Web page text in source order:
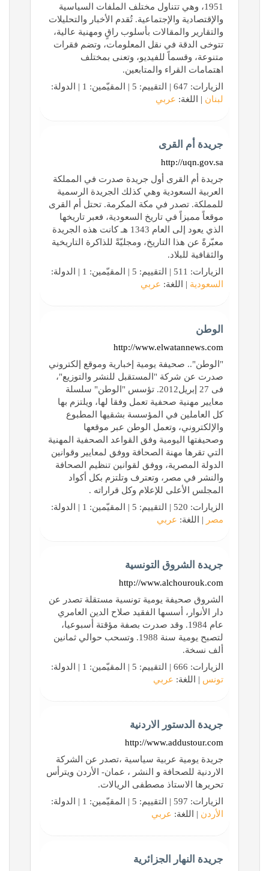
1951، وهي تتناول مختلف الملفات السياسية
والإقتصادية والإجتماعية. تُقدم الأخبار والتحليلات
والتقارير والمقالات بأسلوب راقٍ ومهنية عالية،
تتوخى الدقة في نقل المعلومات، وتضم فقرات
متنوعة، وقسماً للفيديو، وتعنى بمختلف
اهتمامات القراء والمتابعين.
الزيارات: 647 | التقييم: 5 | المقيّمين: 1 | الدولة:
لبنان | اللغة: عربي
جريدة أم القرى
http://uqn.gov.sa
جريدة أم القرى أول جريدة صدرت في المملكة
العربية السعودية وهي كذلك الجريدة الرسمية
للمملكة. تصدر في مكة المكرمة. تحتل أم القرى
موقعاً مميزاً في تاريخ السعودية، فعبر تاريخها
الذي يعود إلى العام 1343 هـ كانت هذه الجريدة
معبّرةً عن هذا التاريخ، ومجليّةً للذاكرة التاريخية
والثقافية للبلاد.
الزيارات: 511 | التقييم: 5 | المقيّمين: 1 | الدولة:
السعودية | اللغة: عربي
الوطن
http://www.elwatannews.com
"الوطن".. صحيفة يومية إخبارية وموقع إلكتروني
صدرت عن شركة "المستقبل للنشر والتوزيع"،
فى 27 إبريل2012. تؤسس "الوطن" سلسلة
معايير مهنية صحفية تعمل وفقا لها، ويلتزم بها
كل العاملين في المؤسسة بشقيها المطبوع
والإلكتروني، وتعمل الوطن عبر موقعها
وصحيفتها اليومية وفق القواعد الصحفية المهنية
التي تقرها مهنة الصحافة ووفق لمعايير وقوانين
الدولة المصرية، ووفق لقوانين تنظيم الصحافة
والنشر في مصر، وتعترف وتلتزم بكل أكواد
المجلس الأعلى للإعلام وكل قراراته .
الزيارات: 520 | التقييم: 5 | المقيّمين: 1 | الدولة:
مصر | اللغة: عربي
جريدة الشروق التونسية
http://www.alchourouk.com
الشروق صحيفة يومية تونسية مستقلة تصدر عن
دار الأنوار، أسسها الفقيد صلاح الدين العامري
عام 1984. وقد صدرت بصفة مؤقتة أسبوعيا،
لتصبح يومية سنة 1988. وتسحب حوالي ثمانين
ألف نسخة.
الزيارات: 666 | التقييم: 5 | المقيّمين: 1 | الدولة:
تونس | اللغة: عربي
جريدة الدستور الاردنية
http://www.addustour.com
جريدة يومية عربية سياسية ،تصدر عن الشركة
الاردنية للصحافة و النشر ، عمان- الأردن ويترأس
تحريرها الاستاذ مصطفى الريالات.
الزيارات: 597 | التقييم: 5 | المقيّمين: 1 | الدولة:
الأردن | اللغة: عربي
جريدة النهار الجزائرية